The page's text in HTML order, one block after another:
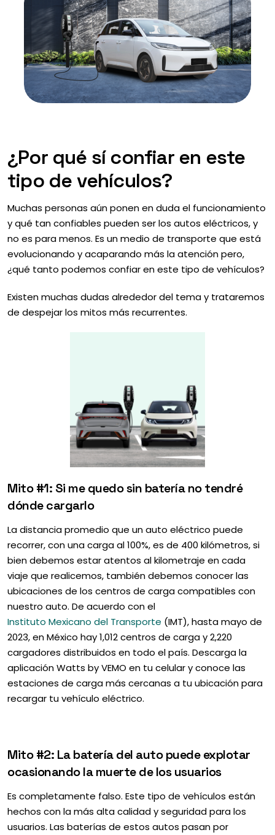
¿Por qué sí confiar en este
tipo de vehículos?
Muchas personas aún ponen en duda el funcionamiento
y qué tan confiables pueden ser los autos eléctricos, y
no es para menos. Es un medio de transporte que está
evolucionando y acaparando más la atención pero,
¿qué tanto podemos confiar en este tipo de vehículos?
Existen muchas dudas alrededor del tema y trataremos
de despejar los mitos más recurrentes.
Mito #1: Si me quedo sin batería no tendré
dónde cargarlo
La distancia promedio que un auto eléctrico puede
recorrer, con una carga al 100%, es de 400 kilómetros, si
bien debemos estar atentos al kilometraje en cada
viaje que realicemos, también debemos conocer las
ubicaciones de los centros de carga compatibles con
nuestro auto. De acuerdo con el
Instituto Mexicano del Transporte (IMT), hasta mayo de
2023, en México hay 1,012 centros de carga y 2,220
cargadores distribuidos en todo el país. Descarga la
aplicación Watts by VEMO en tu celular y conoce las
estaciones de carga más cercanas a tu ubicación para
recargar tu vehículo eléctrico.
Mito #2: La batería del auto puede explotar
ocasionando la muerte de los usuarios
Es completamente falso. Este tipo de vehículos están
hechos con la más alta calidad y seguridad para los
usuarios. Las baterías de estos autos pasan por